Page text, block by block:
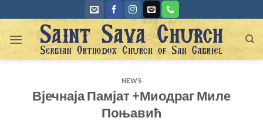
to
content
NEWS
Вјечнаја Памјат +Миодраг Миле
Поњавић